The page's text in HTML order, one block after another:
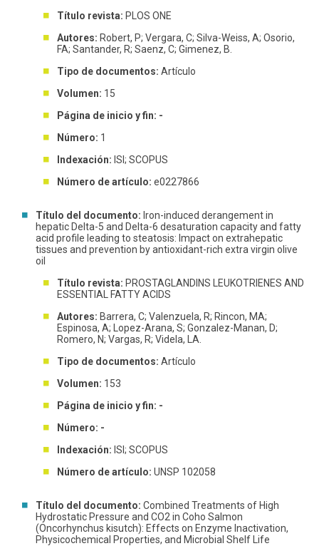
Título revista: PLOS ONE
Autores: Robert, P; Vergara, C; Silva-Weiss, A; Osorio,
FA; Santander, R; Saenz, C; Gimenez, B.
Tipo de documentos: Artículo
Volumen: 15
Página de inicio y fin: -
Número: 1
Indexación: ISI; SCOPUS
Número de artículo: e0227866
Título del documento: Iron-induced derangement in
hepatic Delta-5 and Delta-6 desaturation capacity and fatty
acid profile leading to steatosis: Impact on extrahepatic
tissues and prevention by antioxidant-rich extra virgin olive
oil
Título revista: PROSTAGLANDINS LEUKOTRIENES AND
ESSENTIAL FATTY ACIDS
Autores: Barrera, C; Valenzuela, R; Rincon, MA;
Espinosa, A; Lopez-Arana, S; Gonzalez-Manan, D;
Romero, N; Vargas, R; Videla, LA.
Tipo de documentos: Artículo
Volumen: 153
Página de inicio y fin: -
Número: -
Indexación: ISI; SCOPUS
Número de artículo: UNSP 102058
Título del documento: Combined Treatments of High
Hydrostatic Pressure and CO2 in Coho Salmon
(Oncorhynchus kisutch): Effects on Enzyme Inactivation,
Physicochemical Properties, and Microbial Shelf Life